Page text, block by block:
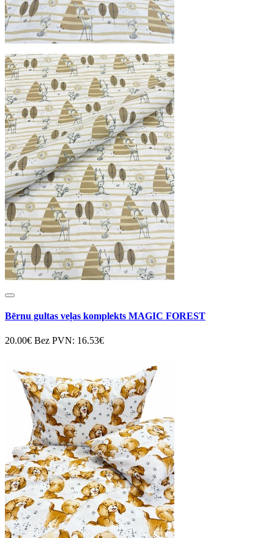
Bērnu gultas veļas komplekts MAGIC FOREST
20.00€ Bez PVN: 16.53€